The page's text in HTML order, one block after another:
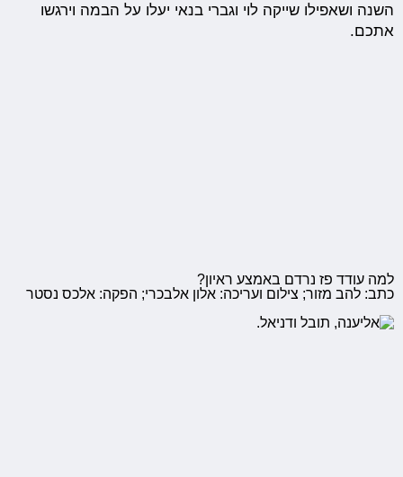
השנה ושאפילו שייקה לוי וגברי בנאי יעלו על הבמה וירגשו
אתכם.
למה עודד פז נרדם באמצע ראיון?
כתב: להב מזור; צילום ועריכה: אלון אלבכרי; הפקה: אלכס נסטר